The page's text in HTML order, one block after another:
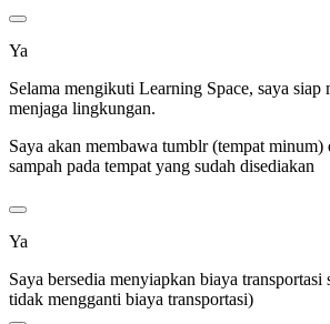
Ya
Selama mengikuti Learning Space, saya siap
menjaga lingkungan.
Saya akan membawa tumblr (tempat minum)
sampah pada tempat yang sudah disediakan
Ya
Saya bersedia menyiapkan biaya transportasi
tidak mengganti biaya transportasi)